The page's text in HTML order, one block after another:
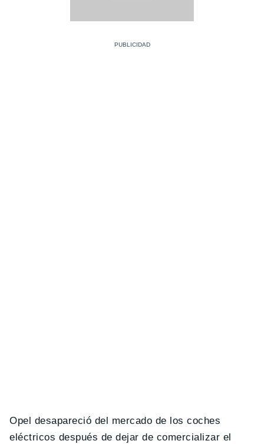
Opel desapareció del mercado de los coches
eléctricos después de dejar de comercializar el